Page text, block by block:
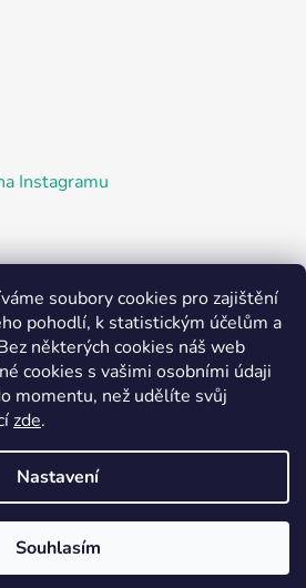
soubory cookies pro zajištění
pohodlí, k statistickým účelům a
některých cookies náš web
cookies s vašimi osobními údaji
momentu, než udělíte svůj
zde.
Nastavení
Souhlasím
Instagramu
prodejna Barefoot Plzeň
Vytvořil Shoptet
Bosorka Plzeň
vyhrazena.